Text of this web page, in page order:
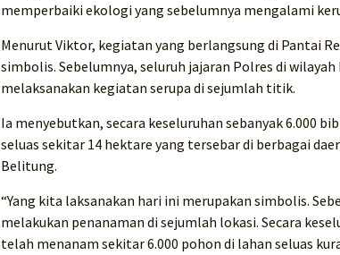
memperbaiki ekologi yang sebelumnya mengalami
Menurut Viktor, kegiatan yang berlangsung di Pantai
simbolis. Sebelumnya, seluruh jajaran Polres di
melaksanakan kegiatan serupa di sejumlah titik.
Ia menyebutkan, secara keseluruhan sebanyak 6.000
seluas sekitar 14 hektare yang tersebar di berbagai
Belitung.
“Yang kita laksanakan hari ini merupakan simbolis.
melakukan penanaman di sejumlah lokasi. Secara
telah menanam sekitar 6.000 pohon di lahan seluas